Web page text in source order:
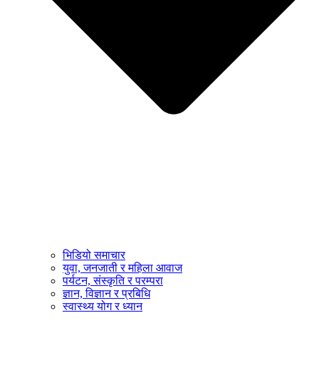
भिडियो समाचार
युवा, जनजाती र महिला आवाज
पर्यटन, संस्कृति र परम्परा
ज्ञान, विज्ञान र प्रबिधि
स्वास्थ्य योग र ध्यान